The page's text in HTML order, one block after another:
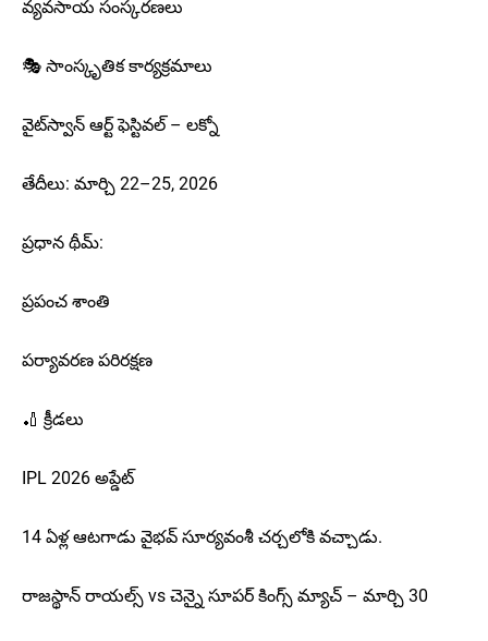
వ్యవసాయ సంస్కరణలు
🎭 సాంస్కృతిక కార్యక్రమాలు
వైట్‌స్వాన్ ఆర్ట్ ఫెస్టివల్ – లక్నో
తేదీలు: మార్చి 22–25, 2026
ప్రధాన థీమ్:
ప్రపంచ శాంతి
పర్యావరణ పరిరక్షణ
🏏 క్రీడలు
IPL 2026 అప్డేట్
14 ఏళ్ల ఆటగాడు వైభవ్ సూర్యవంశీ చర్చలోకి వచ్చాడు.
రాజస్థాన్ రాయల్స్ vs చెన్నై సూపర్ కింగ్స్ మ్యాచ్ – మార్చి 30